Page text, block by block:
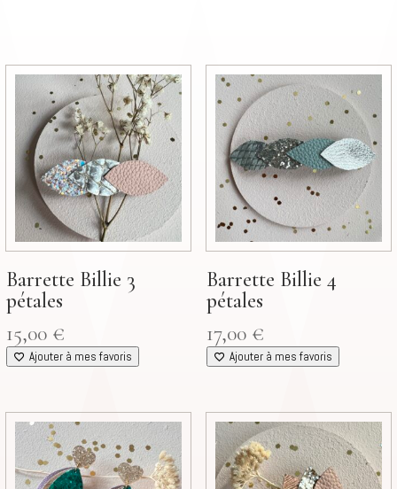
Barrette Billie 3
pétales
15,00 €
Ajouter à mes favoris
Barrette Billie 4
pétales
17,00 €
Ajouter à mes favoris